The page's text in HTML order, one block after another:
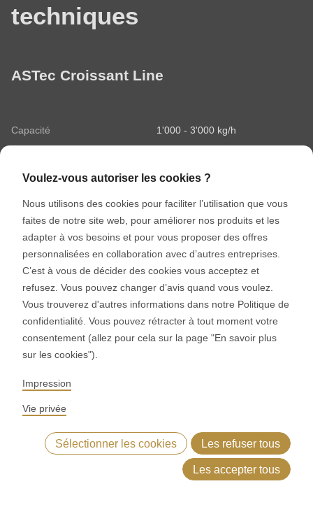
techniques
ASTec Croissant Line
Capacité
1'000 - 3'000 kg/h
Temps d'utilisation
Largeurs de ligne
MIDOS
Voulez-vous autoriser les cookies ?
Nous utilisons des cookies pour faciliter l’utilisation que vous
faites de notre site web, pour améliorer nos produits et les
adapter à vos besoins et pour vous proposer des offres
personnalisées en collaboration avec d’autres entreprises.
C’est à vous de décider des cookies vous acceptez et
refusez. Vous pouvez changer d’avis quand vous voulez.
Vous trouverez d'autres informations dans notre Politique de
confidentialité. Vous pouvez rétracter à tout moment votre
consentement (allez pour cela sur la page "En savoir plus
sur les cookies").
Impression
Vie privée
Sélectionner les cookies Les refuser tous
Les accepter tous